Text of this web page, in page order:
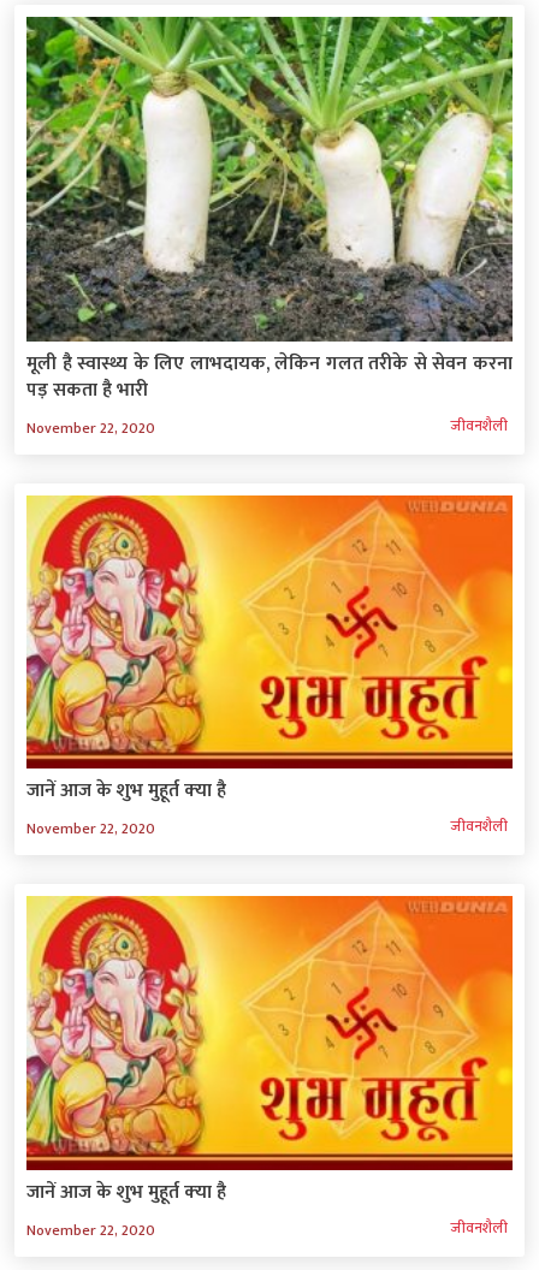
मूली है स्वास्थ्य के लिए लाभदायक, लेकिन गलत तरीके से सेवन करना
पड़ सकता है भारी
November 22, 2020 जीवनशैली
जानें आज के शुभ मुहूर्त क्‍या है
November 22, 2020 जीवनशैली
जानें आज के शुभ मुहूर्त क्‍या है
November 22, 2020 जीवनशैली